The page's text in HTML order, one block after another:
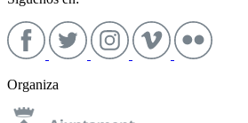
Organiza